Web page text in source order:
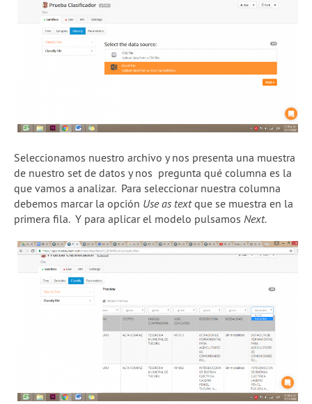
Seleccionamos nuestro archivo y nos presenta una muestra
de nuestro set de datos y nos pregunta qué columna es la
que vamos a analizar. Para seleccionar nuestra columna
debemos marcar la opción Use as textque se muestra en la
primera fila. Y para aplicar el modelo pulsamos Next.